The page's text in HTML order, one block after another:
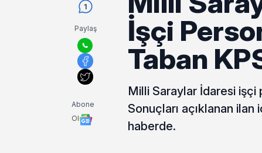
1
Paylaş
Abone
Ol
İşçi
Taban
Milli Saraylar İdaresi işçi
Sonuçları açıklanan
haberde.